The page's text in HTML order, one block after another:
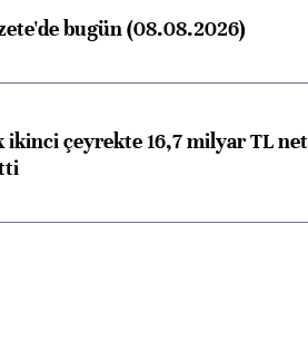
bugün (08.08.2026)
ikinci çeyrekte 16,7 milyar TL net